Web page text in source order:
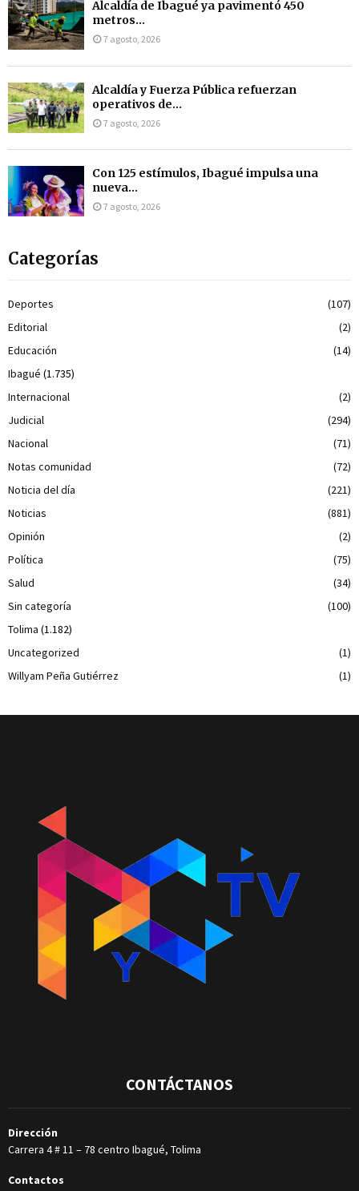
Alcaldía de Ibagué ya pavimentó 450
metros...
7 agosto, 2026
Alcaldía y Fuerza Pública refuerzan
operativos de...
7 agosto, 2026
Con 125 estímulos, Ibagué impulsa una
nueva...
7 agosto, 2026
Categorías
Deportes
(107)
Editorial
(2)
Educación
(14)
Ibagué (1.735)
Internacional
(2)
Judicial
(294)
Nacional
(71)
Notas comunidad
(72)
Noticia del día
(221)
Noticias
(881)
Opinión
(2)
Política
(75)
Salud
(34)
Sin categoría
(100)
Tolima (1.182)
Uncategorized
(1)
Willyam Peña Gutiérrez
(1)
CONTÁCTANOS
Dirección
Carrera 4 # 11 – 78 centro Ibagué, Tolima
Contactos